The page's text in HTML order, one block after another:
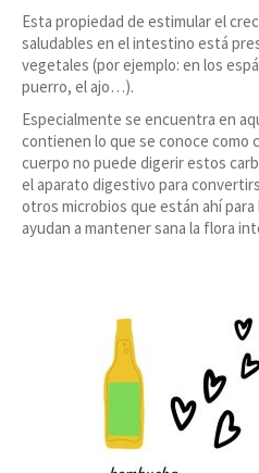
Esta propiedad de estimular el
saludables en el intestino está
vegetales (por ejemplo: en los
puerro, el ajo…).
Especialmente se encuentra en
contienen lo que se conoce como
cuerpo no puede digerir estos
el aparato digestivo para
otros microbios que están ahí para
ayudan a mantener sana la flora